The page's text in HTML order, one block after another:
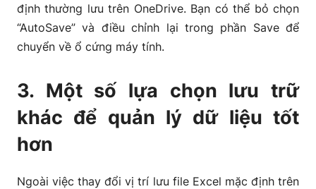
định thường lưu trên OneDrive. Bạn có thể bỏ chọn
“AutoSave” và điều chỉnh lại trong phần Save để
chuyển về ổ cứng máy tính.
3. Một số lựa chọn lưu trữ
khác để quản lý dữ liệu tốt
hơn
Ngoài việc thay đổi vị trí lưu file Excel mặc định trên